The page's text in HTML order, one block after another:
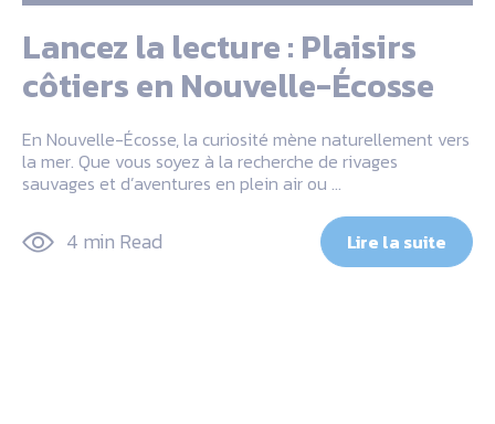
Lancez la lecture : Plaisirs
côtiers en Nouvelle-Écosse
En Nouvelle-Écosse, la curiosité mène naturellement vers
la mer. Que vous soyez à la recherche de rivages
sauvages et d’aventures en plein air ou …
4 min Read Lire la suite